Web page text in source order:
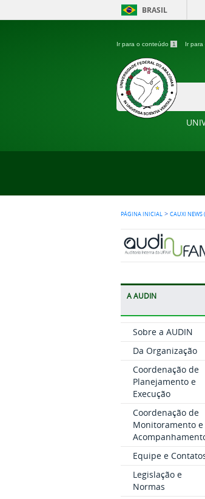
BRASIL
Ir para o conteúdo 1 Ir para
PÁGINA INICIAL > CAUXI
A AUDIN
Sobre a AUDIN
Da Organização
Coordenação de
Planejamento e
Execução
Coordenação de
Monitoramento e
Equipe e
Legislação e
Normas